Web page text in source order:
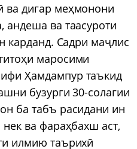
ва дигар меҳмонони
андеша ва таасуроти
карданд. Садри маҷлис
маросими
Ҳамдампур таъкид
бузурги 30-солагии
ба табъ расидани ин
ва фараҳбахш аст,
илмию таърихӣ